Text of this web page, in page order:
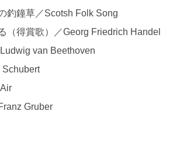
釣鐘草／Scotsh Folk Song
（得賞歌）／Georg Friedrich Handel
van Beethoven
Gruber